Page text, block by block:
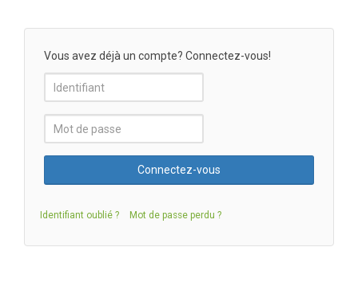
Vous avez déjà un compte? Connectez-vous!
Identifiant oublié ? Mot de passe perdu ?